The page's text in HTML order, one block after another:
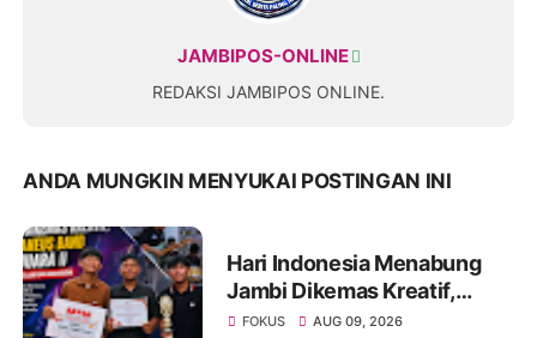
JAMBIPOS-ONLINE
REDAKSI JAMBIPOS ONLINE.
ANDA MUNGKIN MENYUKAI POSTINGAN INI
Hari Indonesia Menabung
Jambi Dikemas Kreatif,
Spontaneus Band Raih Juara
FOKUS AUG 09, 2026